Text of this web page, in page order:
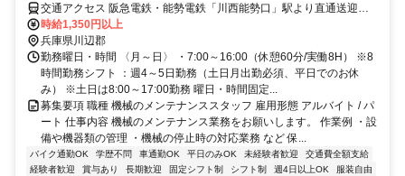
交通アクセス 阪急電鉄・能勢電鉄「川西能勢口」駅より直通送迎バ
ス25分 ★川西市、宝塚市から出勤されているスタッフ多数♪
時給1,350円以上
兵庫県川辺郡
勤務曜日・時間 〈月～日〉 ・7:00～16:00（休憩60分/実働8H） ※8
時間勤務シフト ：週4～5日勤務（土日月出勤必須、平日でのお休
み） ※土日は8:00～17:00勤務 曜日・時間固定...
募集要項 職種 機械のメンテナンススタッフ 雇用形態 アルバイト / パ
ート 仕事内容 機械のメンテナンス業務をお願いします。 作業例 ・設
備や機器類の管理 ・機械の停止時の対応業務 など 保...
バイク通勤OK 学歴不問 車通勤OK 平日のみOK 未経験者歓迎
交通費全額支給
経験者歓迎
賞与あり 長期歓迎 固定シフト制 シフト制 週4日以上OK
服装自由